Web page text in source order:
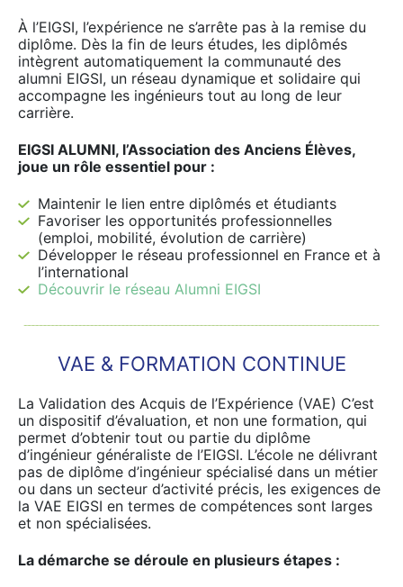
À l’EIGSI, l’expérience ne s’arrête pas à la remise du
diplôme. Dès la fin de leurs études, les diplômés
intègrent automatiquement la communauté des
alumni EIGSI, un réseau dynamique et solidaire qui
accompagne les ingénieurs tout au long de leur
carrière.
EIGSI ALUMNI, l’Association des Anciens Élèves,
joue un rôle essentiel pour :
Maintenir le lien entre diplômés et étudiants
Favoriser les opportunités professionnelles
(emploi, mobilité, évolution de carrière)
Développer le réseau professionnel en France et à
l’international
Découvrir le réseau Alumni EIGSI
VAE & FORMATION CONTINUE
La Validation des Acquis de l’Expérience (VAE) C’est
un dispositif d’évaluation, et non une formation, qui
permet d’obtenir tout ou partie du diplôme
d’ingénieur généraliste de l’EIGSI. L’école ne délivrant
pas de diplôme d’ingénieur spécialisé dans un métier
ou dans un secteur d’activité précis, les exigences de
la VAE EIGSI en termes de compétences sont larges
et non spécialisées.
La démarche se déroule en plusieurs étapes :